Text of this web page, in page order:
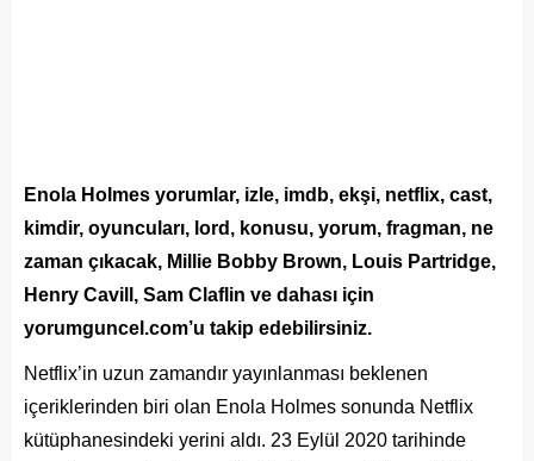
Enola Holmes yorumlar, izle, imdb, ekşi, netflix, cast,
kimdir, oyuncuları, lord, konusu, yorum, fragman, ne
zaman çıkacak, Millie Bobby Brown, Louis Partridge,
Henry Cavill, Sam Claflin ve dahası için
yorumguncel.com’u takip edebilirsiniz.
Netflix’in uzun zamandır yayınlanması beklenen
içeriklerinden biri olan Enola Holmes sonunda Netflix
kütüphanesindeki yerini aldı. 23 Eylül 2020 tarihinde